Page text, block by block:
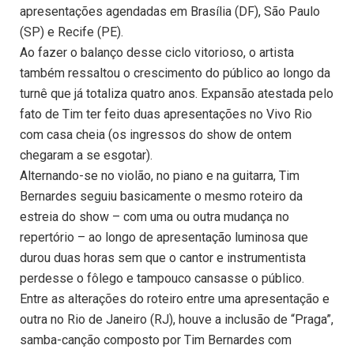
apresentações agendadas em Brasília (DF), São Paulo
(SP) e Recife (PE).
Ao fazer o balanço desse ciclo vitorioso, o artista
também ressaltou o crescimento do público ao longo da
turnê que já totaliza quatro anos. Expansão atestada pelo
fato de Tim ter feito duas apresentações no Vivo Rio
com casa cheia (os ingressos do show de ontem
chegaram a se esgotar).
Alternando-se no violão, no piano e na guitarra, Tim
Bernardes seguiu basicamente o mesmo roteiro da
estreia do show – com uma ou outra mudança no
repertório – ao longo de apresentação luminosa que
durou duas horas sem que o cantor e instrumentista
perdesse o fôlego e tampouco cansasse o público.
Entre as alterações do roteiro entre uma apresentação e
outra no Rio de Janeiro (RJ), houve a inclusão de “Praga”,
samba-canção composto por Tim Bernardes com